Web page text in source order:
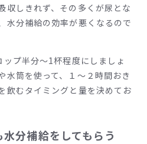
収しきれず、その多くが尿とな
水分補給の効率が悪くなるので
プ半分～1杯程度にしましょ
水筒を使って、１～２時間おき
飲むタイミングと量を決めてお
分補給をしてもらう